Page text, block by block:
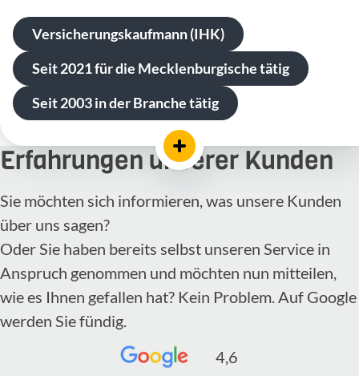
Versicherungskaufmann (IHK)
Seit 2021 für die Mecklenburgische tätig
Seit 2003 in der Branche tätig
Erfahrungen unserer Kunden
Sie möchten sich informieren, was unsere Kunden
über uns sagen?
Oder Sie haben bereits selbst unseren Service in
Anspruch genommen und möchten nun mitteilen,
wie es Ihnen gefallen hat? Kein Problem. Auf Google
werden Sie fündig.
4,6